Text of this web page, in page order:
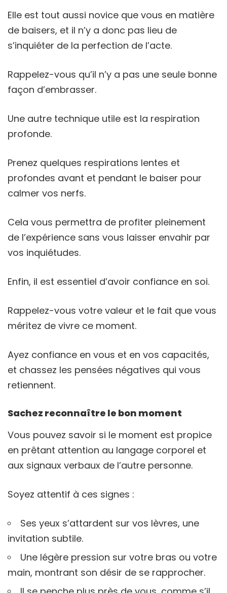
Elle est tout aussi novice que vous en matière
de baisers, et il n’y a donc pas lieu de
s’inquiéter de la perfection de l’acte.
Rappelez-vous qu’il n’y a pas une seule bonne
façon d’embrasser.
Une autre technique utile est la respiration
profonde.
Prenez quelques respirations lentes et
profondes avant et pendant le baiser pour
calmer vos nerfs.
Cela vous permettra de profiter pleinement
de l’expérience sans vous laisser envahir par
vos inquiétudes.
Enfin, il est essentiel d’avoir confiance en soi.
Rappelez-vous votre valeur et le fait que vous
méritez de vivre ce moment.
Ayez confiance en vous et en vos capacités,
et chassez les pensées négatives qui vous
retiennent.
Sachez reconnaître le bon moment
Vous pouvez savoir si le moment est propice
en prêtant attention au langage corporel et
aux signaux verbaux de l’autre personne.
Soyez attentif à ces signes :
Ses yeux s’attardent sur vos lèvres, une
invitation subtile.
Une légère pression sur votre bras ou votre
main, montrant son désir de se rapprocher.